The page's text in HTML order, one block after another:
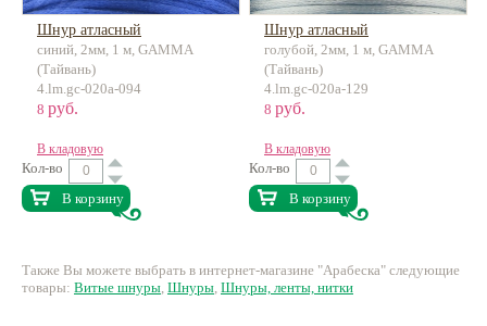
Шнур атласный
синий, 2мм, 1 м, GAMMA
(Тайвань)
4.lm.gc-020a-094
8 руб.
В кладовую
Кол-во
В корзину
Шнур атласный
голубой, 2мм, 1 м, GAMMA
(Тайвань)
4.lm.gc-020a-129
8 руб.
В кладовую
Кол-во
В корзину
Также Вы можете выбрать в интернет-магазине "Арабеска" следующие
товары: Витые шнуры, Шнуры, Шнуры, ленты, нитки